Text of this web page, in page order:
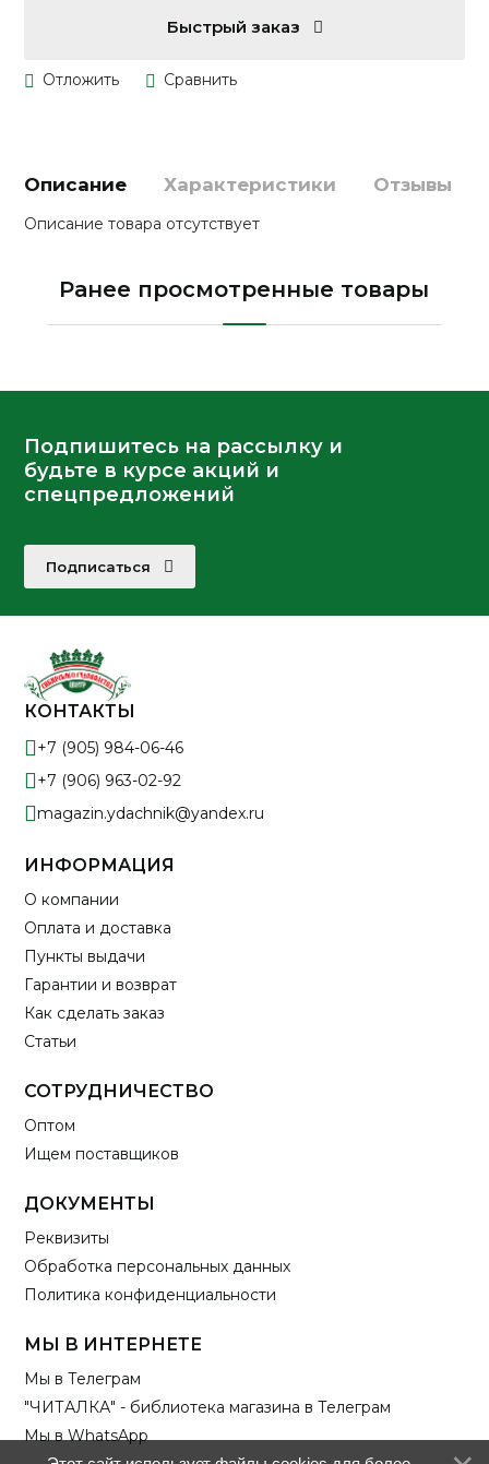
Быстрый заказ
Описание Характеристики Отзывы
Описание товара отсутствует
Ранее просмотренные товары
Подпишитесь на рассылку и
будьте в курсе акций и
спецпредложений
Подписаться
КОНТАКТЫ
+7 (905) 984-06-46
+7 (906) 963-02-92
magazin.ydachnik@yandex.ru
ИНФОРМАЦИЯ
О компании
Оплата и доставка
Пункты выдачи
Гарантии и возврат
Как сделать заказ
Статьи
СОТРУДНИЧЕСТВО
Оптом
Ищем поставщиков
ДОКУМЕНТЫ
Реквизиты
Обработка персональных данных
Политика конфиденциальности
МЫ В ИНТЕРНЕТЕ
Мы в Телеграм
"ЧИТАЛКА" - библиотека магазина в Телеграм
Мы в WhatsApp